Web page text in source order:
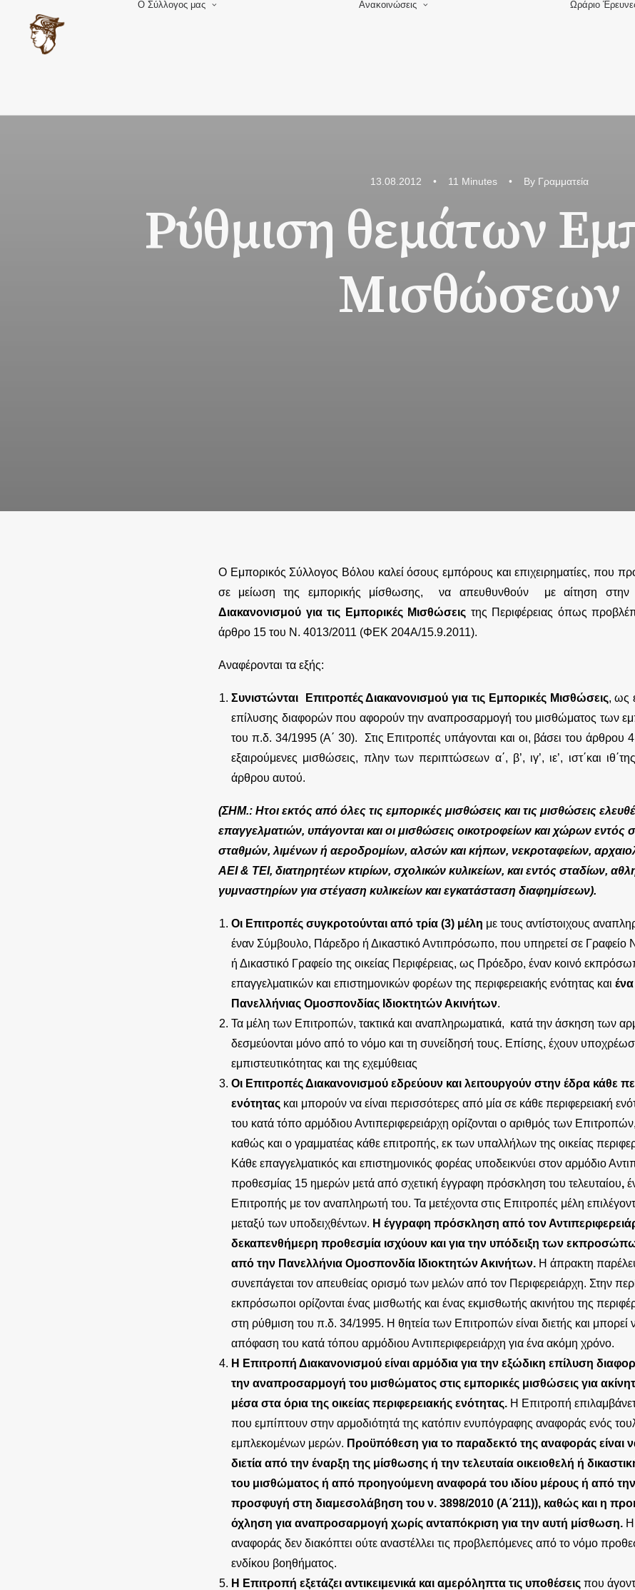
Ο Σύλλογος μας Ανακοινώσεις Ωράριο
13.08.2012 • 11 Minutes • By Γραμματεία
Ρύθμιση θεμάτων
Μισθώσεων
Ο Εμπορικός Σύλλογος Βόλου καλεί όσους εμπόρους και επιχειρηματίες, που
σε μείωση της εμπορικής μίσθωσης, να απευθυνθούν με αίτηση στην
Διακανονισμού για τις Εμπορικές Μισθώσεις της Περιφέρειας όπως
άρθρο 15 του Ν. 4013/2011 (ΦΕΚ 204Α/15.9.2011).
Αναφέρονται τα εξής:
Συνιστώνται Επιτροπές Διακανονισμού για τις Εμπορικές Μισθώσεις, ως
επίλυσης διαφορών που αφορούν την αναπροσαρμογή του μισθώματος των
του π.δ. 34/1995 (Α΄ 30). Στις Επιτροπές υπάγονται και οι, βάσει του
εξαιρούμενες μισθώσεις, πλην των περιπτώσεων α΄, β’, ιγ’, ιε’, ιστ΄και
άρθρου αυτού.
(ΣΗΜ.: Ητοι εκτός από όλες τις εμπορικές μισθώσεις και τις μισθώσεις
επαγγελματιών, υπάγονται και οι μισθώσεις οικοτροφείων και χώρων εντός
σταθμών, λιμένων ή αεροδρομίων, αλσών και κήπων, νεκροταφείων,
ΑΕΙ & ΤΕΙ, διατηρητέων κτιρίων, σχολικών κυλικείων, και εντός σταδίων,
γυμναστηρίων για στέγαση κυλικείων και εγκατάσταση διαφημίσεων).
Οι Επιτροπές συγκροτούνται από τρία (3) μέλη με τους αντίστοιχους
έναν Σύμβουλο, Πάρεδρο ή Δικαστικό Αντιπρόσωπο, που υπηρετεί σε Γραφείο
ή Δικαστικό Γραφείο της οικείας Περιφέρειας, ως Πρόεδρο, έναν κοινό
επαγγελματικών και επιστημονικών φορέων της περιφερειακής ενότητας και
Πανελλήνιας Ομοσπονδίας Ιδιοκτητών Ακινήτων.
Τα μέλη των Επιτροπών, τακτικά και αναπληρωματικά, κατά την άσκηση των
δεσμεύονται μόνο από το νόμο και τη συνείδησή τους. Επίσης, έχουν
εμπιστευτικότητας και της εχεμύθειας
Οι Επιτροπές Διακανονισμού εδρεύουν και λειτουργούν στην έδρα κάθε
ενότητας και μπορούν να είναι περισσότερες από μία σε κάθε περιφερειακή
του κατά τόπο αρμόδιου Αντιπεριφερειάρχη ορίζονται ο αριθμός των
καθώς και ο γραμματέας κάθε επιτροπής, εκ των υπαλλήλων της οικείας
Κάθε επαγγελματικός και επιστημονικός φορέας υποδεικνύει στον αρμόδιο
προθεσμίας 15 ημερών μετά από σχετική έγγραφη πρόσκληση του τελευταίου,
Επιτροπής με τον αναπληρωτή του. Τα μετέχοντα στις Επιτροπές μέλη
μεταξύ των υποδειχθέντων. Η έγγραφη πρόσκληση από τον
δεκαπενθήμερη προθεσμία ισχύουν και για την υπόδειξη των
από την Πανελλήνια Ομοσπονδία Ιδιοκτητών Ακινήτων. Η άπρακτη
συνεπάγεται τον απευθείας ορισμό των μελών από τον Περιφερειάρχη. Στην
εκπρόσωποι ορίζονται ένας μισθωτής και ένας εκμισθωτής ακινήτου της
στη ρύθμιση του π.δ. 34/1995. Η θητεία των Επιτροπών είναι διετής και μπορεί
απόφαση του κατά τόπου αρμόδιου Αντιπεριφερειάρχη για ένα ακόμη χρόνο.
Η Επιτροπή Διακανονισμού είναι αρμόδια για την εξώδικη επίλυση
την αναπροσαρμογή του μισθώματος στις εμπορικές μισθώσεις για
μέσα στα όρια της οικείας περιφερειακής ενότητας. Η Επιτροπή
που εμπίπτουν στην αρμοδιότητά της κατόπιν ενυπόγραφης αναφοράς ενός
εμπλεκομένων μερών. Προϋπόθεση για το παραδεκτό της αναφοράς είναι
διετία από την έναρξη της μίσθωσης ή την τελευταία οικειοθελή ή
του μισθώματος ή από προηγούμενη αναφορά του ιδίου μέρους ή από την
προσφυγή στη διαμεσολάβηση του ν. 3898/2010 (Α΄211)), καθώς και η
όχληση για αναπροσαρμογή χωρίς ανταπόκριση για την αυτή μίσθωση.
αναφοράς δεν διακόπτει ούτε αναστέλλει τις προβλεπόμενες από το νόμο
ενδίκου βοηθήματος.
Η Επιτροπή εξετάζει αντικειμενικά και αμερόληπτα τις υποθέσεις που